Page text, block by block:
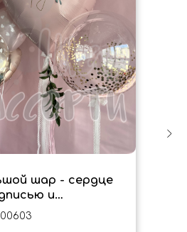
шар - сердце
и
для
в розовом